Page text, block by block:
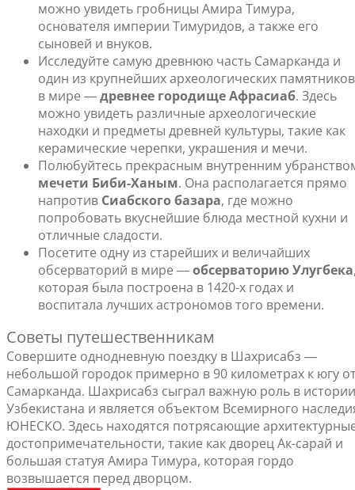
можно увидеть гробницы Амира Тимура,
основателя империи Тимуридов, а также его
сыновей и внуков.
Исследуйте самую древнюю часть Самарканда и
один из крупнейших археологических памятников
в мире ―древнее городище Афрасиаб. Здесь
можно увидеть различные археологические
находки и предметы древней культуры, такие как
керамические черепки, украшения и мечи.
Полюбуйтесь прекрасным внутренним
мечети Биби-Ханым. Она располагается прямо
напротив Сиабского базара, где можно
попробовать вкуснейшие блюда местной кухни и
отличные сладости.
Посетите одну из старейших и величайших
обсерваторий в мире ―обсерваторию Улугбека
которая была построена в 1420-х годах и
воспитала лучших астрономов того времени.
Советы путешественникам
Совершите однодневную поездку в Шахрисабз ―
небольшой городок примерно в 90 километрах к югу
Самарканда. Шахрисабз сыграл важную роль в истории
Узбекистана и является объектом Всемирного
ЮНЕСКО. Здесь находятся потрясающие
достопримечательности, такие как дворец Ак-сарай и
большая статуя Амира Тимура, которая гордо
возвышается перед дворцом.